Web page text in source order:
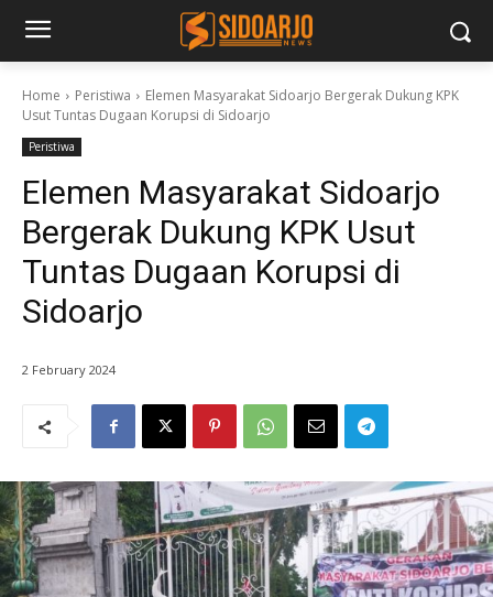
Home Peristiwa
Elemen Masyarakat Sidoarjo Bergerak Dukung KPK
Usut Tuntas Dugaan Korupsi di Sidoarjo
Peristiwa
Elemen Masyarakat Sidoarjo
Bergerak Dukung KPK Usut
Tuntas Dugaan Korupsi di
Sidoarjo
2 February 2024